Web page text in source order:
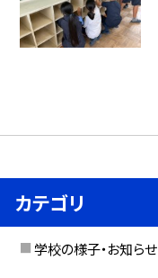
カテゴリ
学校の様子・お知らせ